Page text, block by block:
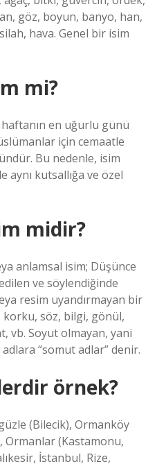
göz, boyun, banyo, han,
hava. Genel bir isim
mi?
en uğurlu günü
için cemaatle
Bu nedenle, isim
aynı kutsallığa ve özel
midir?
anlamsal isim; Düşünce
ve söylendiğinde
resim uyandırmayan bir
korku, söz, bilgi, gönül,
vb. Soyut olmayan, yani
“somut adlar” denir.
örnek?
(Bilecik), Ormanköy
Ormanlar (Kastamonu,
İstanbul, Rize,